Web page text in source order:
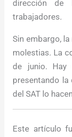
dirección
trabajadores.
Sin embargo,
molestias. La
de junio.
presentando la
del SAT lo
Este artículo